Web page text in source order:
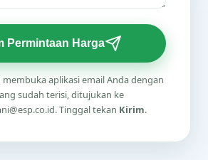
Permintaan Harga
aplikasi email Anda dengan
sudah terisi, ditujukan ke
Tinggal tekan Kirim.